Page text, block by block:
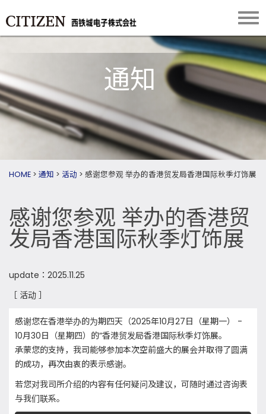
通知
HOME > 通知 > 活动 > 感谢您参观 举办的香港贸发局香港国际秋季灯饰展
感谢您参观 举办的香港贸
发局香港国际秋季灯饰展
update：2025.11.25
［ 活动 ］
感谢您在香港举办的为期四天（2025年10月27日（星期一） -
10月30日（星期四）的“香港贸发局香港国际秋季灯饰展。
承蒙您的支持，我司能够参加本次空前盛大的展会并取得了圆满
的成功，再次由衷的表示感谢。
若您对我司所介绍的内容有任何疑问及建议，可随时通过咨询表
与我们联系。